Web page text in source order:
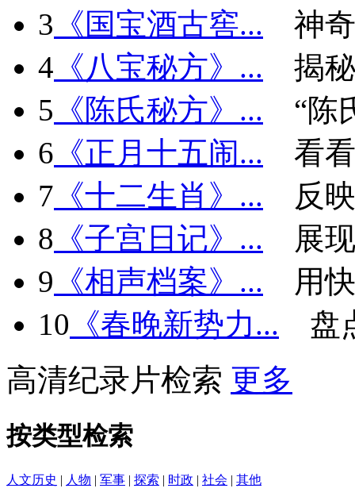
3 《国宝酒古窖...
神
4 《八宝秘方》...
揭
5 《陈氏秘方》...
“陈
6 《正月十五闹...
看
7 《十二生肖》...
反
8 《子宫日记》...
展
9 《相声档案》...
用
10 《春晚新势力...
盘
高清纪录片检索 更多
按类型检索
人文历史 | 人物 | 军事 | 探索 | 时政 | 社会 | 其他